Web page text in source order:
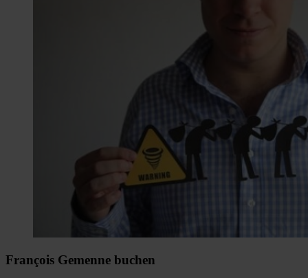
François Gemenne buchen